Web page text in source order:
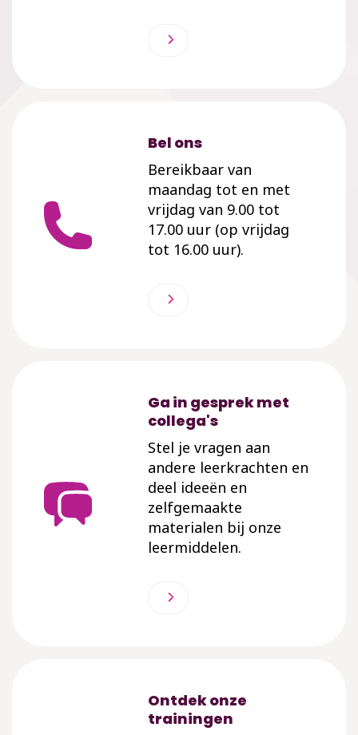
Bel ons
Bereikbaar van
maandag tot en met
vrijdag van 9.00 tot
17.00 uur (op vrijdag
tot 16.00 uur).
Ga in gesprek met
collega's
Stel je vragen aan
andere leerkrachten en
deel ideeën en
zelfgemaakte
materialen bij onze
leermiddelen.
Ontdek onze
trainingen